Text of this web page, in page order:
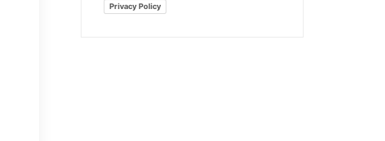
Privacy Policy